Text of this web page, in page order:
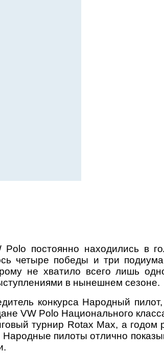
постоянно находились в
четыре победы и три
не хватило всего лишь
в нынешнем сезоне.
конкурса Народный
VW Polo Национального
турнир Rotax Max, а
пилоты отлично